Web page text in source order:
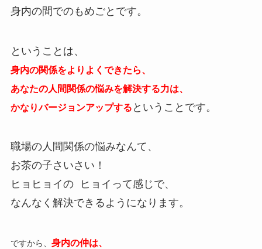
身内の間でのもめごとです。
ということは、
身内の関係をよりよくできたら、
あなたの人間関係の悩みを解決する力は、
かなりバージョンアップする ということです。
職場の人間関係の悩みなんて、
お茶の子さいさい！
ヒョヒョイの ヒョイって感じで、
なんなく解決できるようになります。
ですから、 身内の仲は、